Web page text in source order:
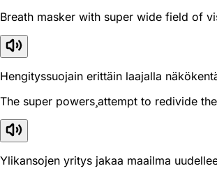
Breath masker with super wide field of
Hengityssuojain erittäin laajalla
The super powersattempt to redivide
Ylikansojen yritys jakaa maailma